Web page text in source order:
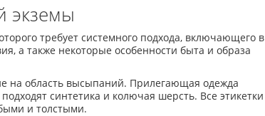
экземы
требует системного подхода, включающего в
а также некоторые особенности быта и образа
на область высыпаний. Прилегающая одежда
синтетика и колючая шерсть. Все этикетки
и толстыми.